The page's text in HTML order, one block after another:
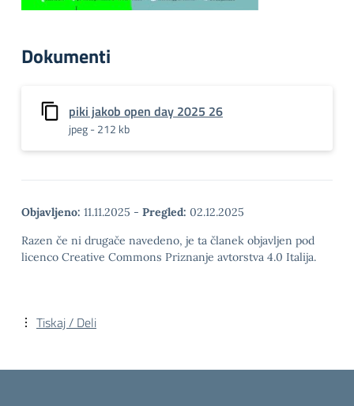
Dokumenti
piki jakob open day 2025 26
jpeg - 212 kb
Objavljeno: 11.11.2025 - Pregled: 02.12.2025
Razen če ni drugače navedeno, je ta članek objavljen pod
licenco Creative Commons Priznanje avtorstva 4.0 Italija.
Tiskaj / Deli